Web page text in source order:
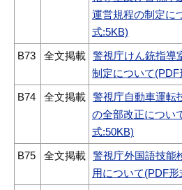
運営規程の制定に
式:5KB)
B73
全文掲載 警視庁けん銃指導
制定について(PDF
B74 全文掲載 警視庁自動車運転
の全部改正につい
式:50KB)
B75 全文掲載 警視庁外国語技能
用について(PDF形